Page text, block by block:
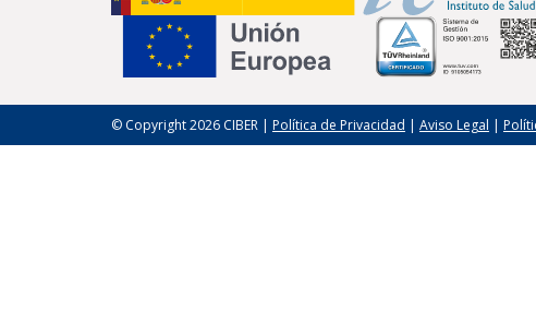
© Copyright 2026 CIBER | Política de Privacidad | Aviso Legal |